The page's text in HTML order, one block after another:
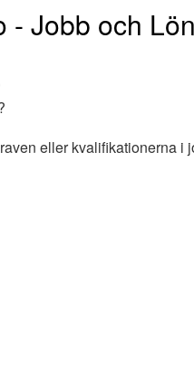
- Jobb och
eller kvalifikationerna i